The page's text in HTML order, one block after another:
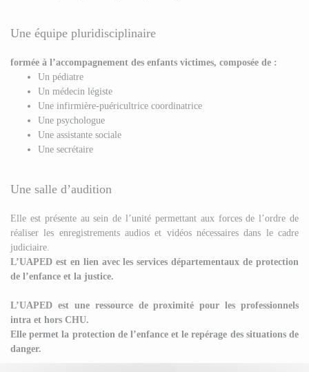
Une équipe pluridisciplinaire
formée à l’accompagnement des enfants victimes, composée de :
Un pédiatre
Un médecin légiste
Une infirmière-puéricultrice coordinatrice
Une psychologue
Une assistante sociale
Une secrétaire
Une salle d’audition
Elle est présente au sein de l’unité permettant aux forces de l’ordre de
réaliser les enregistrements audios et vidéos nécessaires dans le cadre
judiciaire.
L’UAPED est en lien avec les services départementaux de protection
de l’enfance et la justice.
L’UAPED est une ressource de proximité pour les professionnels
intra et hors CHU.
Elle permet la protection de l’enfance et le repérage des situations de
danger.